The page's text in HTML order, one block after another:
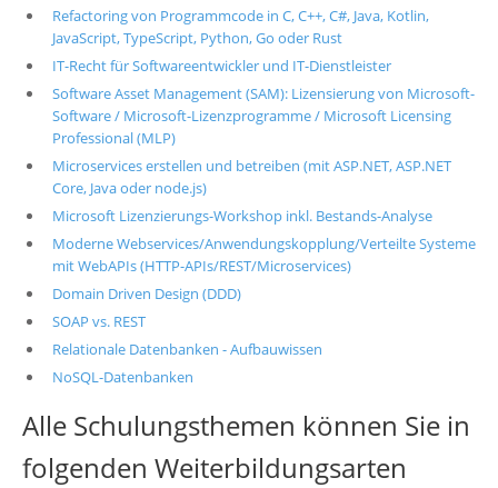
Refactoring von Programmcode in C, C++, C#, Java, Kotlin,
JavaScript, TypeScript, Python, Go oder Rust
IT-Recht für Softwareentwickler und IT-Dienstleister
Software Asset Management (SAM): Lizensierung von Microsoft-
Software / Microsoft-Lizenzprogramme / Microsoft Licensing
Professional (MLP)
Microservices erstellen und betreiben (mit ASP.NET, ASP.NET
Core, Java oder node.js)
Microsoft Lizenzierungs-Workshop inkl. Bestands-Analyse
Moderne Webservices/Anwendungskopplung/Verteilte Systeme
mit WebAPIs (HTTP-APIs/REST/Microservices)
Domain Driven Design (DDD)
SOAP vs. REST
Relationale Datenbanken - Aufbauwissen
NoSQL-Datenbanken
Alle Schulungsthemen können Sie in
folgenden Weiterbildungsarten